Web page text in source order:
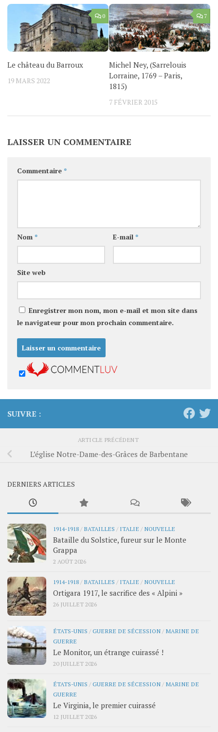
0
Le château du Barroux
19 MARS 2022
7
Michel Ney, (Sarrelouis
Lorraine, 1769 – Paris,
1815)
7 FÉVRIER 2015
LAISSER UN COMMENTAIRE
Commentaire *
Nom * E-mail *
Site web
Enregistrer mon nom, mon e-mail et mon site dans
le navigateur pour mon prochain commentaire.
SUIVRE :
ARTICLE PRÉCÉDENT
L’église Notre-Dame-des-Grâces de Barbentane
DERNIERS ARTICLES
1914-1918 / BATAILLES / ITALIE / NOUVELLE
Bataille du Solstice, fureur sur le Monte
Grappa
2 AOÛT 2026
1914-1918 / BATAILLES / ITALIE / NOUVELLE
Ortigara 1917, le sacrifice des « Alpini »
26 JUILLET 2026
ÉTATS-UNIS /GUERRE DE SÉCESSION / MARINE DE
GUERRE
Le Monitor, un étrange cuirassé !
20 JUILLET 2026
ÉTATS-UNIS /GUERRE DE SÉCESSION / MARINE DE
GUERRE
Le Virginia, le premier cuirassé
12 JUILLET 2026